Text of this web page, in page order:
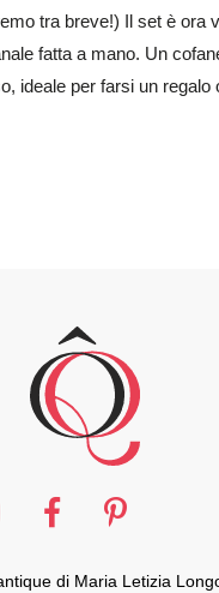
tra breve!) Il set è ora
fatta a mano. Un
ideale per farsi un regalo
di Maria Letizia